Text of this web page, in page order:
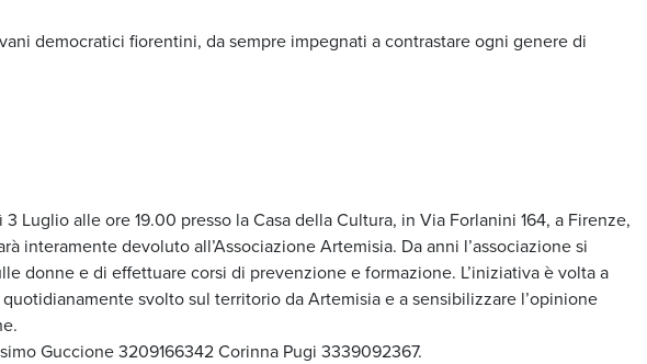
democratici fiorentini, da sempre impegnati a contrastare ogni genere di
Luglio alle ore 19.00 presso la Casa della Cultura, in Via Forlanini 164, a Firenze,
interamente devoluto all’Associazione Artemisia. Da anni l’associazione si
donne e di effettuare corsi di prevenzione e formazione. L’iniziativa è volta a
svolto sul territorio da Artemisia e a sensibilizzare l’opinione
Guccione 3209166342 Corinna Pugi 3339092367.